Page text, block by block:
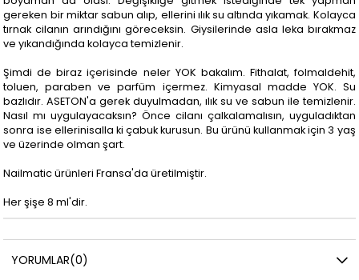
gereken bir miktar sabun alıp, ellerini ılık su altında yıkamak. Kolayca
tırnak cilanın arındığını göreceksin. Giysilerinde asla leka bırakmaz
ve yıkandığında kolayca temizlenir.
Şimdi de biraz içerisinde neler YOK bakalım. Fithalat, folmaldehit,
toluen, paraben ve parfüm içermez. Kimyasal madde YOK. Su
bazlıdır. ASETON'a gerek duyulmadan, ılık su ve sabun ile temizlenir.
Nasıl mı uygulayacaksın? Önce cilanı çalkalamalısın, uyguladıktan
sonra ise ellerinisalla ki çabuk kurusun. Bu ürünü kullanmak için 3 yaş
ve üzerinde olman şart.
Nailmatic ürünleri Fransa'da üretilmiştir.
Her şişe 8 ml'dir.
YORUMLAR(0)